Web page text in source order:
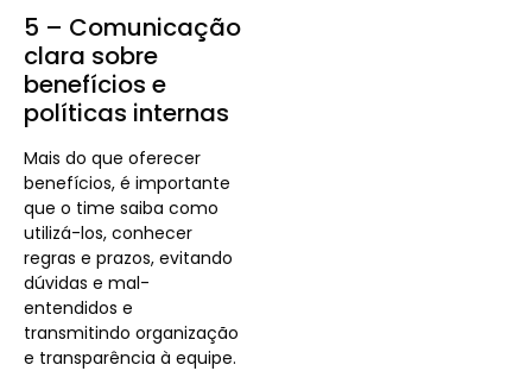
5 – Comunicação
clara sobre
benefícios e
políticas internas
Mais do que oferecer
benefícios, é importante
que o time saiba como
utilizá-los, conhecer
regras e prazos, evitando
dúvidas e mal-
entendidos e
transmitindo organização
e transparência à equipe.